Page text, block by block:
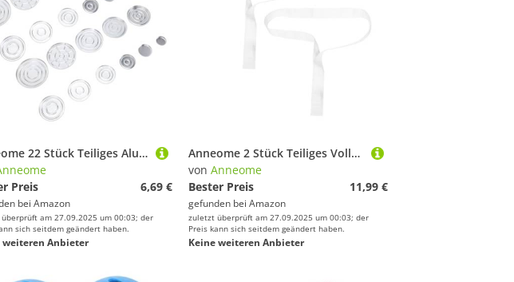
Anneome 22 Stück Teiliges Aluminium Lippenstift Lidschatten dosenset Nachfüllbare Makeup aufbewahrung Leicht und Kompakt für Concealer und Blush Praktisch für Zuhause und Unterwegs
Preis
6,69 €
bei Amazon
am 27.09.2025 um 00:03; der
sich seitdem geändert haben.
weiteren Anbieter
Anneome 2 Stück Teiliges Volleyball Netz Mittelteiler Band Weiß Sichtbares Leichtes Zubehör für Indoor Outdoor Spiele Klare Abgrenzung für Präzise Spielleitung und Stabile Befestigung
von Anneome
Bester Preis
11,99 €
gefunden bei Amazon
zuletzt überprüft am 27.09.2025 um 00:03; der
Preis kann sich seitdem geändert haben.
Keine weiteren Anbieter